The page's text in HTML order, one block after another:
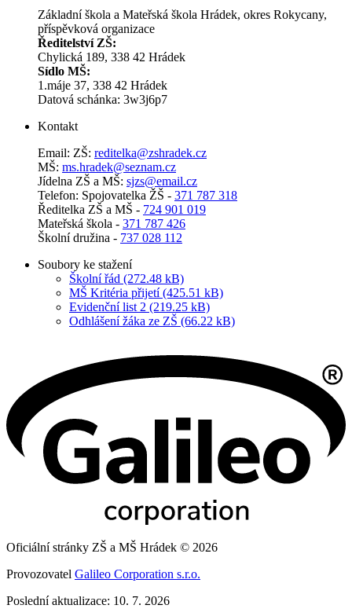
Základní škola a Mateřská škola Hrádek, okres Rokycany,
příspěvková organizace
Ředitelství ZŠ:
Chylická 189, 338 42 Hrádek
Sídlo MŠ:
1.máje 37, 338 42 Hrádek
Datová schánka: 3w3j6p7
Kontakt
Email: ZŠ: reditelka@zshradek.cz
MŠ: ms.hra­dek@se­znam.cz
Jí­del­na ZŠ a MŠ: sjzs@​email.​cz
Telefon: Spojovatelka ŽŠ - 371 787 318
Ředitelka ZŠ a MŠ - 724 901 019
Mateřská škola - 371 787 426
Školní družina - 737 028 112
Soubory ke stažení
Školní řád (272.48 kB)
MŠ Kritéria přijetí (425.51 kB)
Evidenční list 2 (219.25 kB)
Odhlášení žáka ze ZŠ (66.22 kB)
Oficiální stránky ZŠ a MŠ Hrádek © 2026
Provozovatel Galileo Corporation s.r.o.
Poslední aktualizace: 10. 7. 2026